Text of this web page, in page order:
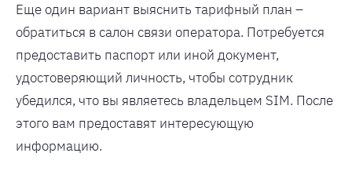
Еще один вариант выяснить тарифный план –
обратиться в салон связи оператора. Потребуется
предоставить паспорт или иной документ,
удостоверяющий личность, чтобы сотрудник
убедился, что вы являетесь владельцем SIM. После
этого вам предоставят интересующую
информацию.